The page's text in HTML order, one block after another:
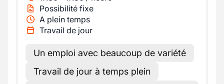
Possibilité fixe
A plein temps
Travail de jour
Un emploi avec beaucoup de variété
Travail de jour à temps plein